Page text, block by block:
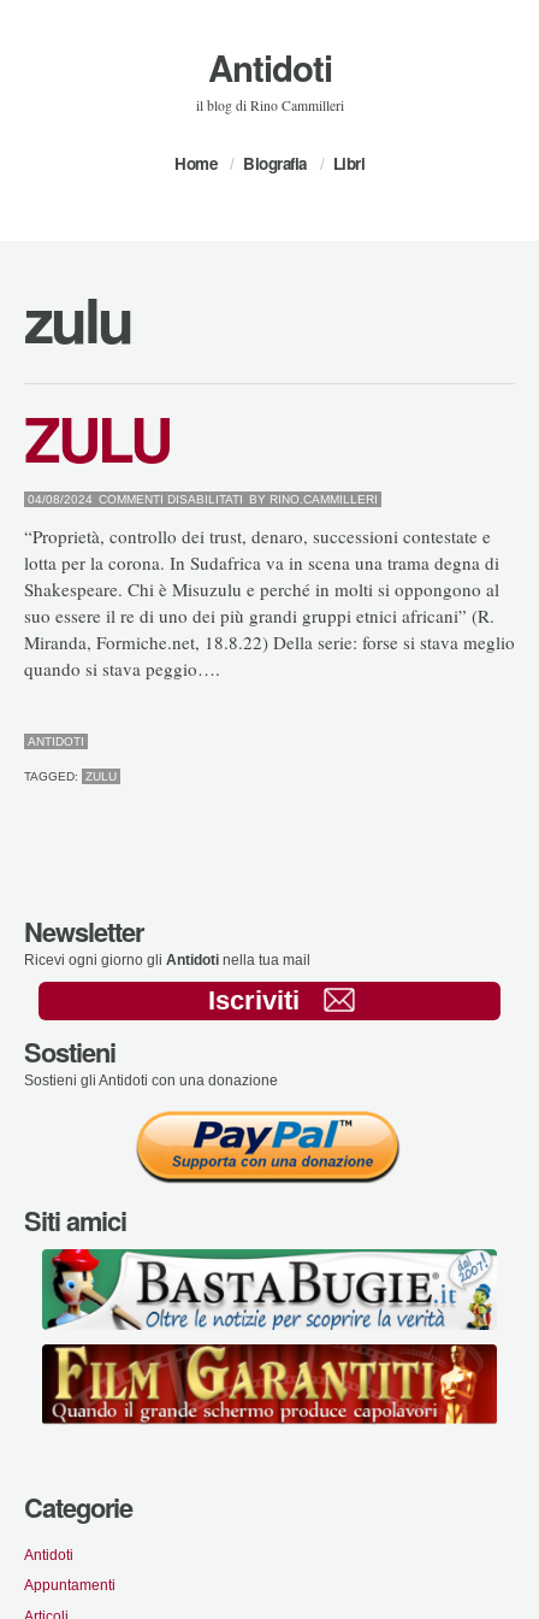
Antidoti
il blog di Rino Cammilleri
Home Biografia Libri
zulu
ZULU
04/08/2024 COMMENTI DISABILITATI SU
BY RINO.CAMMILLERI
“Proprietà, controllo dei trust, denaro, successioni contestate e
lotta per la corona. In Sudafrica va in scena una trama degna di
Shakespeare. Chi è Misuzulu e perché in molti si oppongono al
suo essere il re di uno dei più grandi gruppi etnici africani” (R.
Miranda, Formiche.net, 18.8.22) Della serie: forse si stava meglio
quando si stava peggio….
ANTIDOTI
TAGGED: ZULU
Newsletter
Ricevi ogni giorno gli Antidoti nella tua mail
Iscriviti
Sostieni
Sostieni gli Antidoti con una donazione
Siti amici
Categorie
Antidoti
Appuntamenti